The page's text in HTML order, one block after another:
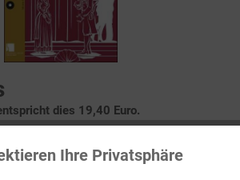
dies 19,40 Euro.
Aktiv
Ihre Privatsphäre